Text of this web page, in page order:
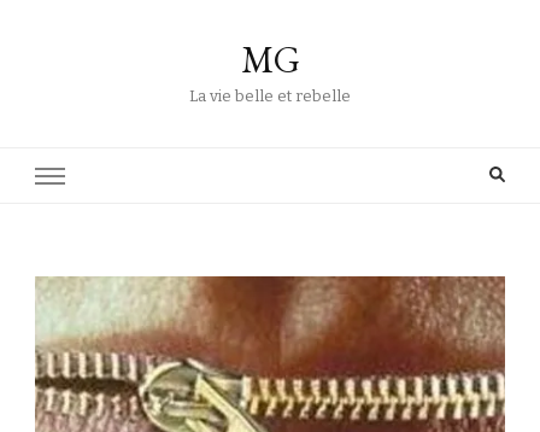
MG
La vie belle et rebelle